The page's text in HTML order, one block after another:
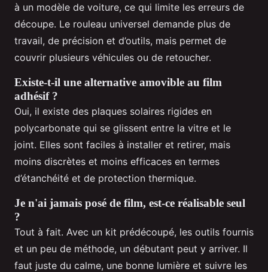
à un modèle de voiture, ce qui limite les erreurs de
découpe. Le rouleau universel demande plus de
travail, de précision et d’outils, mais permet de
couvrir plusieurs véhicules ou de retoucher.
Existe-t-il une alternative amovible au film
adhésif ?
Oui, il existe des plaques solaires rigides en
polycarbonate qui se glissent entre la vitre et le
joint. Elles sont faciles à installer et retirer, mais
moins discrètes et moins efficaces en termes
d’étanchéité et de protection thermique.
Je n'ai jamais posé de film, est-ce réalisable seul
?
Tout à fait. Avec un kit prédécoupé, les outils fournis
et un peu de méthode, un débutant peut y arriver. Il
faut juste du calme, une bonne lumière et suivre les